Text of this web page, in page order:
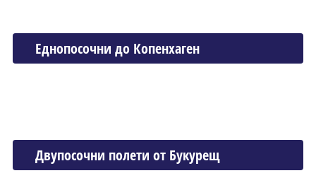
Еднопосочни до Копенхаген
Двупосочни полети от Букурещ